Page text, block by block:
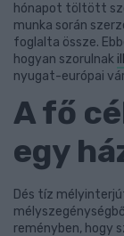
hónapot töltött
munka során
foglalta össze.
hogyan szorulnak
nyugat-európai
A fő
egy
Dés tíz
reményben, hogy